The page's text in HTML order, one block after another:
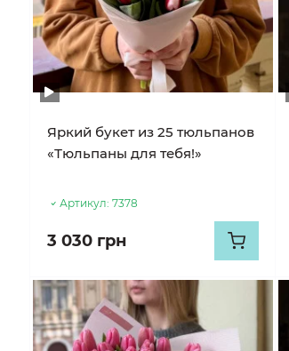
Яркий букет из 25 тюльпанов
«Тюльпаны для тебя!»
Артикул: 7378
3 030 грн